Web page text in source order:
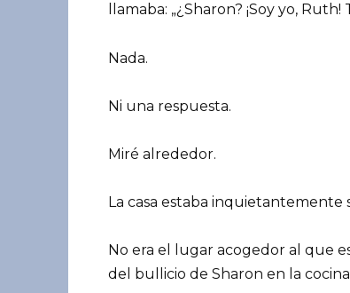
llamaba: „¿Sharon? ¡Soy yo, Ruth!
Nada.
Ni una respuesta.
Miré alrededor.
La casa estaba inquietantemente
No era el lugar acogedor al que
del bullicio de Sharon en la